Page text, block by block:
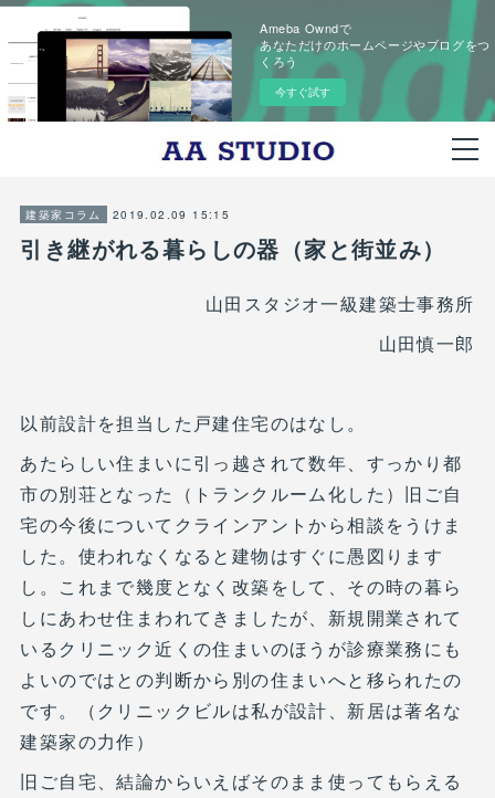
Ameba Owndで
あなただけのホームページやブログをつ
くろう
今すぐ試す
建築家コラム 2019.02.09 15:15
引き継がれる暮らしの器（家と街並み）
山田スタジオ一級建築士事務所
山田慎一郎
以前設計を担当した戸建住宅のはなし。
あたらしい住まいに引っ越されて数年、すっかり都
市の別荘となった（トランクルーム化した）旧ご自
宅の今後についてクラインアントから相談をうけま
した。使われなくなると建物はすぐに愚図ります
し。これまで幾度となく改築をして、その時の暮ら
しにあわせ住まわれてきましたが、新規開業されて
いるクリニック近くの住まいのほうが診療業務にも
よいのではとの判断から別の住まいへと移られたの
です。（クリニックビルは私が設計、新居は著名な
建築家の力作）
旧ご自宅、結論からいえばそのまま使ってもらえる